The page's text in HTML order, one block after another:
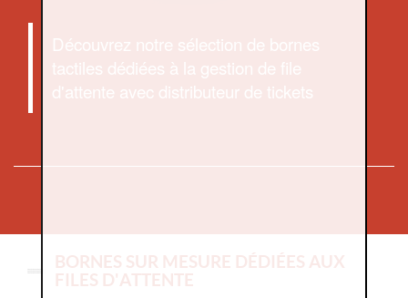
Découvrez notre sélection de bornes
tactiles dédiées à la gestion de file
d'attente avec distributeur de tickets
BORNES SUR MESURE DÉDIÉES AUX
FILES D'ATTENTE